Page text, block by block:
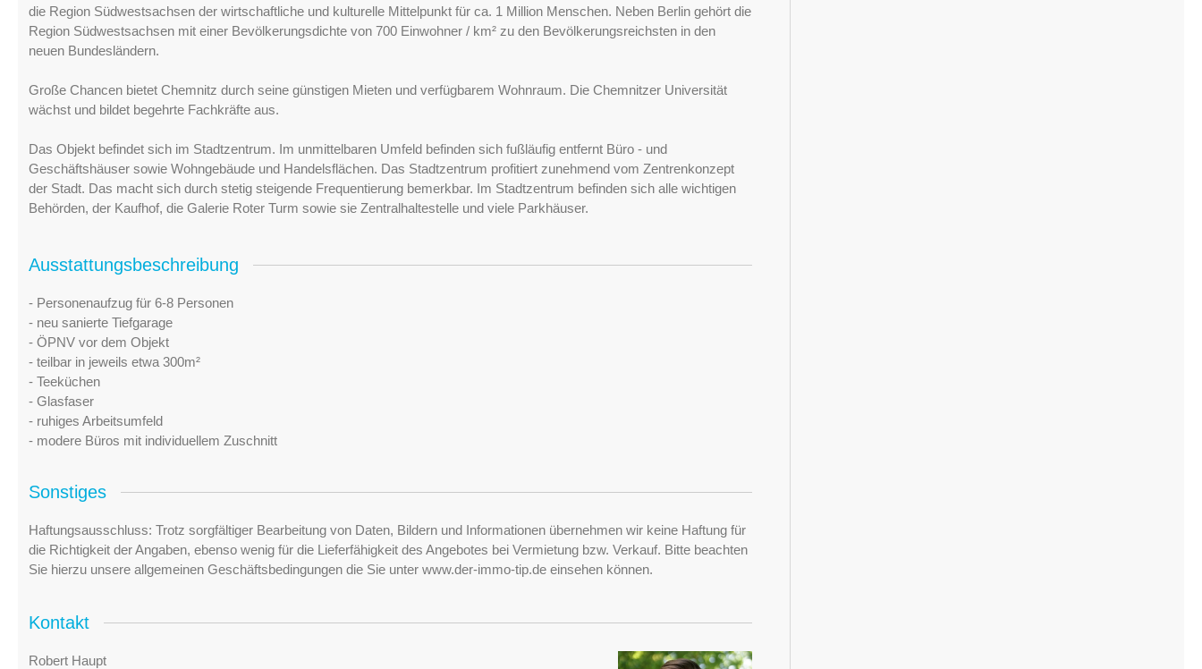
die Region Südwestsachsen der wirtschaftliche und kulturelle Mittelpunkt für ca. 1 Million Menschen. Neben Berlin gehört die
Region Südwestsachsen mit einer Bevölkerungsdichte von 700 Einwohner / km² zu den Bevölkerungsreichsten in den
neuen Bundesländern.
Große Chancen bietet Chemnitz durch seine günstigen Mieten und verfügbarem Wohnraum. Die Chemnitzer Universität
wächst und bildet begehrte Fachkräfte aus.
Das Objekt befindet sich im Stadtzentrum. Im unmittelbaren Umfeld befinden sich fußläufig entfernt Büro - und
Geschäftshäuser sowie Wohngebäude und Handelsflächen. Das Stadtzentrum profitiert zunehmend vom Zentrenkonzept
der Stadt. Das macht sich durch stetig steigende Frequentierung bemerkbar. Im Stadtzentrum befinden sich alle wichtigen
Behörden, der Kaufhof, die Galerie Roter Turm sowie sie Zentralhaltestelle und viele Parkhäuser.
Ausstattungsbeschreibung
- Personenaufzug für 6-8 Personen
- neu sanierte Tiefgarage
- ÖPNV vor dem Objekt
- teilbar in jeweils etwa 300m²
- Teeküchen
- Glasfaser
- ruhiges Arbeitsumfeld
- modere Büros mit individuellem Zuschnitt
Sonstiges
Haftungsausschluss: Trotz sorgfältiger Bearbeitung von Daten, Bildern und Informationen übernehmen wir keine Haftung für
die Richtigkeit der Angaben, ebenso wenig für die Lieferfähigkeit des Angebotes bei Vermietung bzw. Verkauf. Bitte beachten
Sie hierzu unsere allgemeinen Geschäftsbedingungen die Sie unter www.der-immo-tip.de einsehen können.
Kontakt
Robert Haupt